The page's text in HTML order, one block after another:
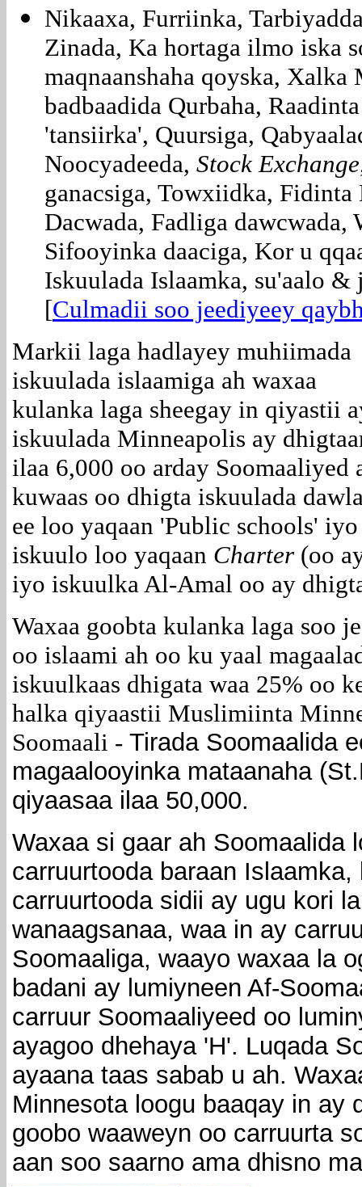
Nikaaxa, Furriinka,
Zinada, Ka hortaga ilmo iska
maqnaanshaha qoyska,
badbaadida Qurbaha,
'tansiirka', Quursiga,
Noocyadeeda, Stock Exchange
ganacsiga, Towxiidka,
Dacwada, Fadliga dawcwada,
Sifooyinka daaciga, Kor u
Iskuulada Islaamka, su'aalo &
[Culmadii soo jeediyeey
Markii laga hadlayey muhiimada
iskuulada islaamiga ah waxaa
kulanka laga sheegay in qiyastii
iskuulada Minneapolis ay
ilaa 6,000 oo arday Soomaaliyed
kuwaas oo dhigta iskuulada
ee loo yaqaan 'Public schools' iyo
iskuulo loo yaqaan Charter (oo
iyo iskuulka Al-Amal oo ay
Waxaa goobta kulanka laga soo
oo islaami ah oo ku yaal
iskuulkaas dhigata waa 25% oo
halka qiyaastii Muslimiinta
Soomaali - Tirada Soomaalida
magaalooyinka mataanaha
qiyaasaa ilaa 50,000.
Waxaa si gaar ah Soomaalida
carruurtooda baraan Islaamka,
carruurtooda sidii ay ugu kori
wanaagsanaa, waa in ay
Soomaaliga, waayo waxaa la
badani ay lumiyneen Af-
carruur Soomaaliyeed oo
ayagoo dhehaya 'H'. Luqada
ayaana taas sabab u ah.
Minnesota loogu baaqay in ay
goobo waaweyn oo carruurta
aan soo saarno ama dhisno